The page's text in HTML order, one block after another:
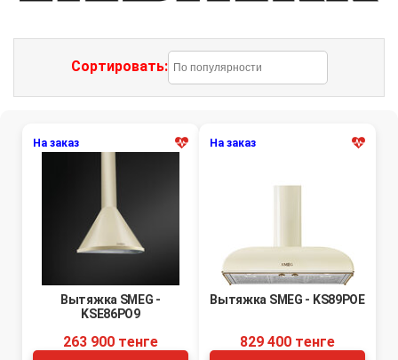
Сортировать:
На заказ
Вытяжка SMEG -
KSE86PO9
263 900 тенге
На заказ
Вытяжка SMEG - KS89POE
829 400 тенге